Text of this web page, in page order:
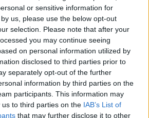
or sensitive information for
us, please use the below opt-out
selection. Please note that after your
you may continue seeing
on personal information utilized by
disclosed to third parties prior to
separately opt-out of the further
information by third parties on the
participants. This information may
to third parties on the IAB’s List of
that may further disclose it to other
01/02/2026
Columbia